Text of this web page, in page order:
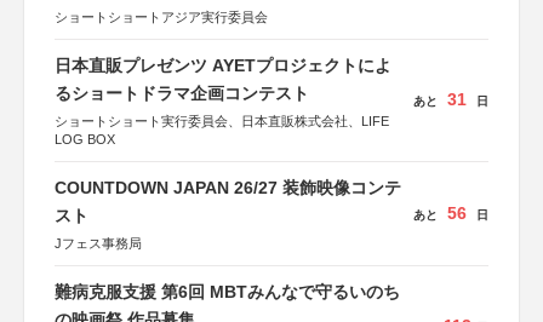
ショートショートアジア実行委員会
日本直販プレゼンツ AYETプロジェクトによ
るショートドラマ企画コンテスト
ショートショート実行委員会、日本直販株式会社、LIFE
LOG BOX
あと 31 日
COUNTDOWN JAPAN 26/27 装飾映像コンテ
スト
Jフェス事務局
あと 56 日
難病克服支援 第6回 MBTみんなで守るいのち